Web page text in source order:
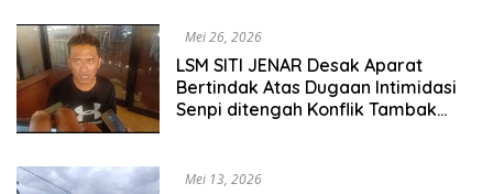
Mei 26, 2026
LSM SITI JENAR Desak Aparat
Bertindak Atas Dugaan Intimidasi
Senpi ditengah Konflik Tambak
Mei 13, 2026